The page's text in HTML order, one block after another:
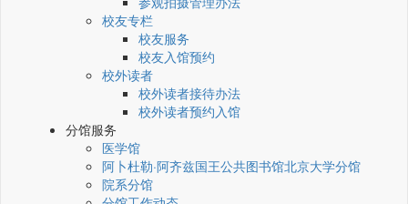
校友专栏
校友服务
校友入馆预约
校外读者
校外读者接待办法
校外读者预约入馆
分馆服务
医学馆
阿卜杜勒·阿齐兹国王公共图书馆北京大学分馆
院系分馆